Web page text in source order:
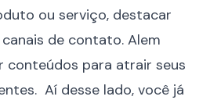
ou serviço, destacar
de contato. Alem
conteúdos para atrair seus
Aí desse lado, você já